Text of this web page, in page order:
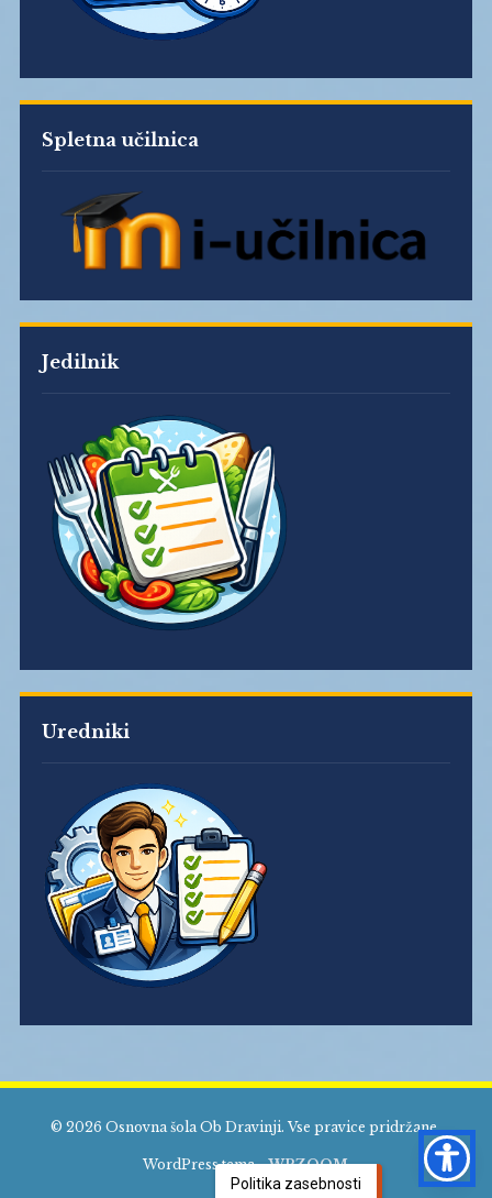
Spletna učilnica
Jedilnik
Uredniki
© 2026 Osnovna šola Ob Dravinji. Vse pravice pridržane.
WordPress tema -WPZOOM
Politika zasebnosti